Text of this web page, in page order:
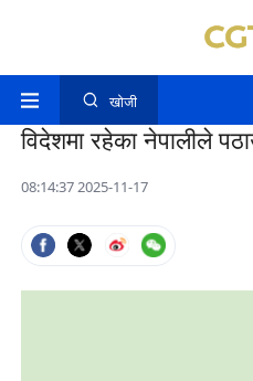
खोजी
विदेशमा रहेका नेपालीले
08:14:37 2025-11-17